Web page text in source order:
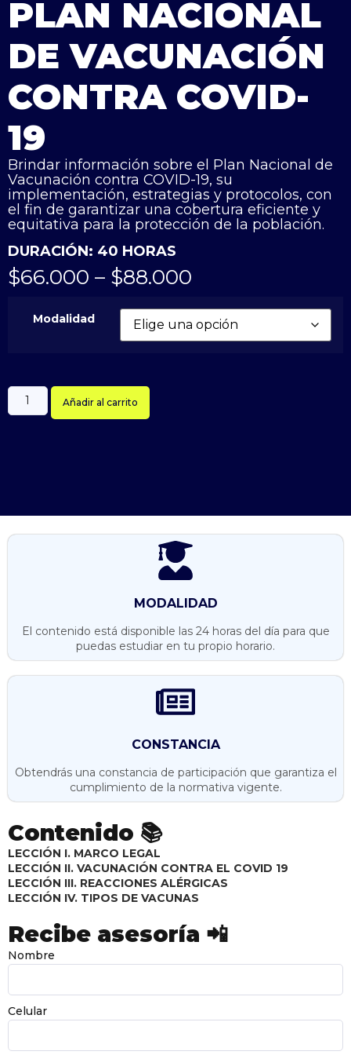
PLAN NACIONAL
DE VACUNACIÓN
CONTRA COVID-
19
Brindar información sobre el Plan Nacional de
Vacunación contra COVID-19, su
implementación, estrategias y protocolos, con
el fin de garantizar una cobertura eficiente y
equitativa para la protección de la población.
DURACIÓN: 40 HORAS
$66.000 – $88.000
Modalidad
Añadir al carrito
MODALIDAD
El contenido está disponible las 24 horas del día para que
puedas estudiar en tu propio horario.
CONSTANCIA
Obtendrás una constancia de participación que garantiza el
cumplimiento de la normativa vigente.
Contenido 📚
LECCIÓN I. MARCO LEGAL
LECCIÓN II. VACUNACIÓN CONTRA EL COVID 19
LECCIÓN III. REACCIONES ALÉRGICAS
LECCIÓN IV. TIPOS DE VACUNAS
Recibe asesoría 📲
Nombre
Celular